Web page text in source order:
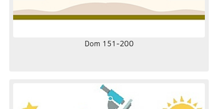
Dom 151-200